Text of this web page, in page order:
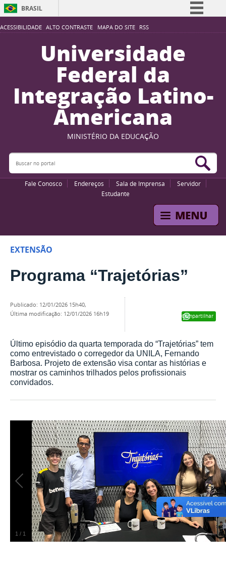
ACESSIBILIDADE ALTO CONTRASTE MAPA DO SITE RSS
BRASIL
Simplifique!
Participe
Acesso à informação
Legislação
Canais
Universidade
Federal da
Integração Latino-
Americana
MINISTÉRIO DA EDUCAÇÃO
Buscar no portal
Fale Conosco Endereços Sala de Imprensa
Servidor
Estudante
EXTENSÃO
Programa “Trajetórias”
Compartilhar
publicado: 12/01/2026 15h40,
última modificação: 12/01/2026 16h19
Último episódio da quarta temporada do “Trajetórias” tem
como entrevistado o corregedor da UNILA, Fernando
Barbosa. Projeto de extensão visa contar as histórias e
mostrar os caminhos trilhados pelos profissionais
convidados.
1 / 1